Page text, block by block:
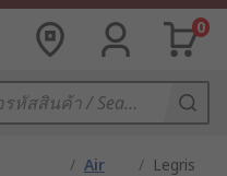
0
/ Air
/ Legris